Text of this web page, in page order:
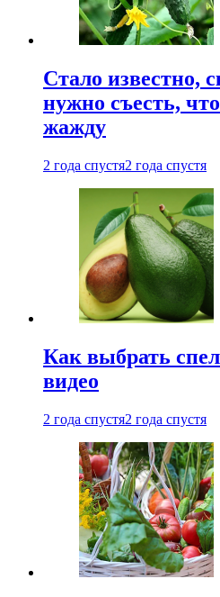
Стало известно,
нужно съесть,
жажду
2 года спустя2 года спустя
Как выбрать
видео
2 года спустя2 года спустя